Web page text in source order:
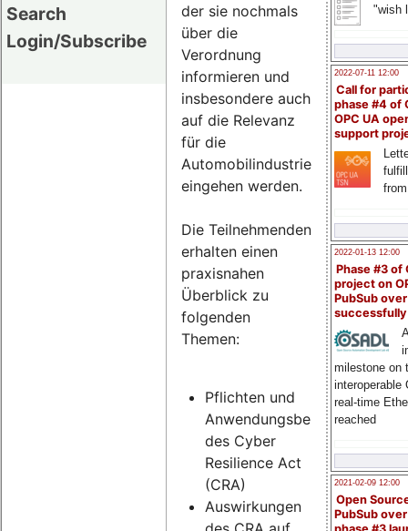
Search
Login/Subscribe
"wish
2022-07-11 12:00
Call for
phase #4 of
OPC UA
support
2022-01-13 12:00
Phase #3 of
project on
PubSub over
milestone on
interoperable
real-time
reached
2021-02-09 12:00
Open
PubSub
der sie nochmals
über die
Verordnung
informieren und
insbesondere auch
auf die Relevanz
für die
Automobilindustrie
eingehen werden.
Die Teilnehmenden
erhalten einen
praxisnahen
Überblick zu
folgenden
Themen:
Pflichten und
Anwendungsbereich
des Cyber
Resilience Act
(CRA)
Auswirkungen